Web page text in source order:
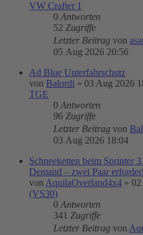
VW Crafter 1
0 Antworten
52 Zugriffe
Letzter Beitrag von
05 Aug 2026 20:56
Ad Blue Unterfahrschutz
von Balordi » 03 Aug 2026
TGE
0 Antworten
96 Zugriffe
Letzter Beitrag von
03 Aug 2026 18:04
Schneeketten beim Sprinter
Demand – zwei Paar
von AquilaOverland4x4 » 02
(VS30)
0 Antworten
341 Zugriffe
Letzter Beitrag von